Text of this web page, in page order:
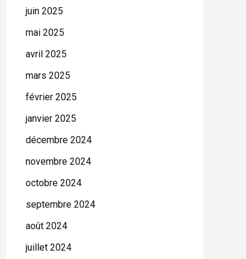
juin 2025
mai 2025
avril 2025
mars 2025
février 2025
janvier 2025
décembre 2024
novembre 2024
octobre 2024
septembre 2024
août 2024
juillet 2024